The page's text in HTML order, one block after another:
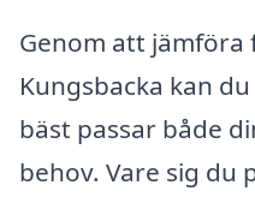
Genom att
Kungsbacka kan
bäst passar både
behov. Vare sig du